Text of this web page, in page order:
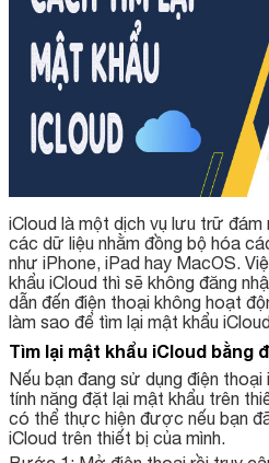
iCloud là một dịch vụ lưu trữ
các dữ liệu nhằm đồng bộ hóa
như iPhone, iPad hay MacOS.
khẩu iCloud thì sẽ không đăng
dẫn đến điện thoại không hoạt
làm sao để tìm lại mật khẩu
Tìm lại mật khẩu iCloud bằng
Nếu bạn đang sử dụng điện
tính năng đặt lại mật khẩu trên
có thể thực hiện được nếu bạn
iCloud trên thiết bị của mình.